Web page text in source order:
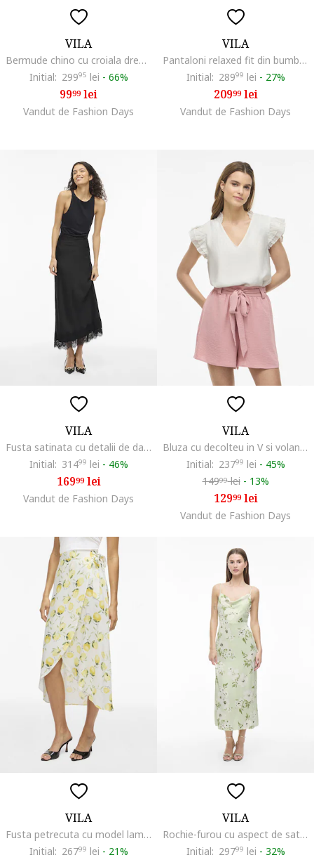
VILA
Bermude chino cu croiala dreapta, Verde deschis
Initial: 29995 lei - 66%
9999lei
Vandut de Fashion Days
VILA
Pantaloni relaxed fit din bumbac organic cu snur de ajustare in talie, Verde pal
Initial: 28999 lei - 27%
20999lei
Vandut de Fashion Days
VILA
Fusta satinata cu detalii de dantela, Negru
Initial: 31499 lei - 46%
16999lei
Vandut de Fashion Days
VILA
Bluza cu decolteu in V si volane, Alb
Initial: 23799 lei - 45%
14999lei - 13%
12999lei
Vandut de Fashion Days
VILA
Fusta petrecuta cu model lamai, Alb/Galben
Initial: 26799 lei - 21%
VILA
Rochie-furou cu aspect de satin, Alb/Verde
Initial: 29799 lei - 32%